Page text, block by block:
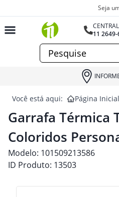
Seja
11
Você está aqui: Página Inicial
Garrafa Térmica
Coloridos
Modelo: 101509213586
ID Produto: 13503